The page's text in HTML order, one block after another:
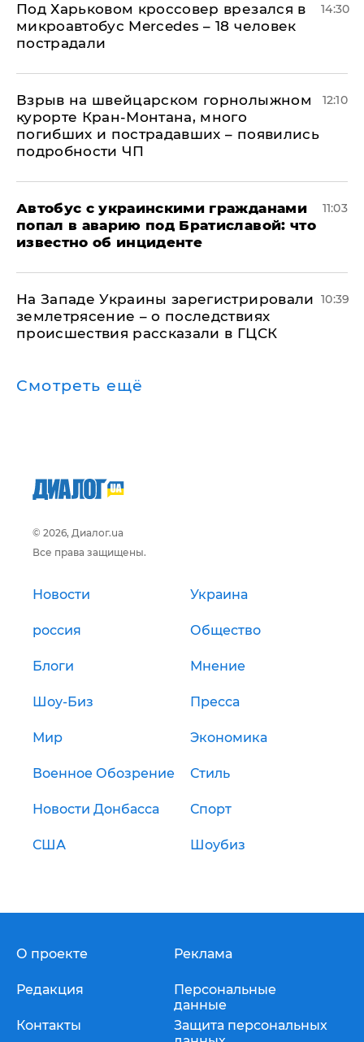
Под Харьковом кроссовер врезался в
микроавтобус Mercedes – 18 человек
пострадали
14:30
Взрыв на швейцарском горнолыжном
курорте Кран-Монтана, много
погибших и пострадавших – появились
подробности ЧП
12:10
Автобус с украинскими гражданами
попал в аварию под Братиславой: что
известно об инциденте
11:03
На Западе Украины зарегистрировали
землетрясение – о последствиях
происшествия рассказали в ГЦСК
10:39
Смотреть ещё
© 2026, Диалог.ua
Все права защищены.
Новости Украина
россия Общество
Блоги Мнение
Шоу-Биз Пресса
Мир Экономика
Военное Обозрение Стиль
Новости Донбасса Спорт
США Шоубиз
О проекте
Редакция
Контакты
Реклама
Персональные
данные
Защита персональных